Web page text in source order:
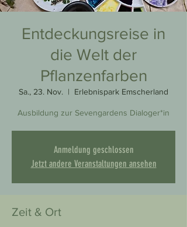
Entdeckungsreise in
die Welt der
Pflanzenfarben
Sa., 23. Nov.
  |
Erlebnispark Emscherland
Ausbildung zur Sevengardens Dialoger*in
Anmeldung geschlossen
Jetzt andere Veranstaltungen ansehen
Zeit & Ort